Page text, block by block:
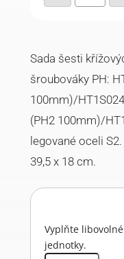
křížových
Sada šesti
šroubováky PH:
100mm)/
(PH2 100mm)/
legované oceli
39,5 x 18 cm.
Vyplňte
jednotky.